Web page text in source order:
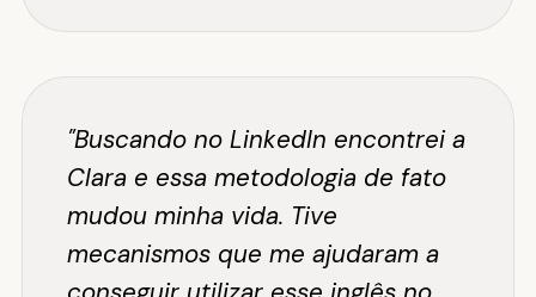
"Buscando no LinkedIn encontrei a
Clara e essa metodologia de fato
mudou minha vida. Tive
mecanismos que me ajudaram a